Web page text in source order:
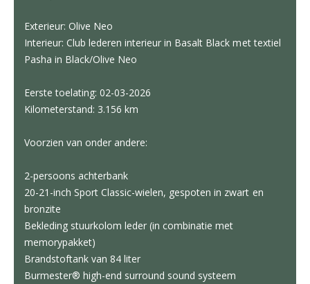
Exterieur: Olive Neo
Interieur: Club lederen interieur in Basalt Black met textiel
Pasha in Black/Olive Neo
Eerste toelating: 02-03-2026
Kilometerstand: 3.156 km
Voorzien van onder andere:
2-persoons achterbank
20-21-inch Sport Classic-wielen, gespoten in zwart en
bronzite
Bekleding stuurkolom leder (in combinatie met
memorypakket)
Brandstoftank van 84 liter
Burmester® high-end surround sound systeem